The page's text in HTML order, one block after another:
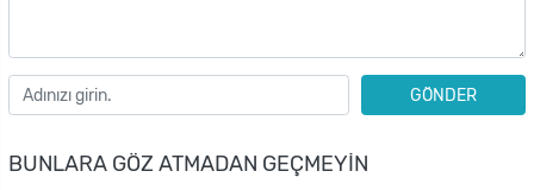
GÖNDER
BUNLARA GÖZ ATMADAN GEÇMEYIN